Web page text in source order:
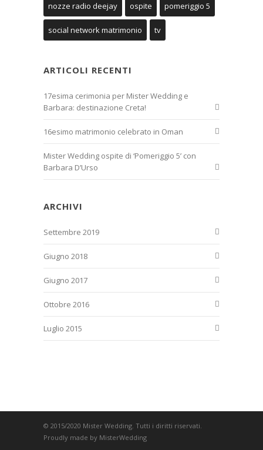
nozze radio deejay ospite pomeriggio 5
social network matrimonio tv
ARTICOLI RECENTI
17esima cerimonia per Mister Wedding e
Barbara: destinazione Creta!
16esimo matrimonio celebrato in Oman
Mister Wedding ospite di ‘Pomeriggio 5’ con
Barbara D’Urso
ARCHIVI
Settembre 2019
Giugno 2018
Giugno 2017
Ottobre 2016
Luglio 2015
© 2015/2020 Mister Wedding. Tutti i diritti riservati.
Proudly made by MisterWedding